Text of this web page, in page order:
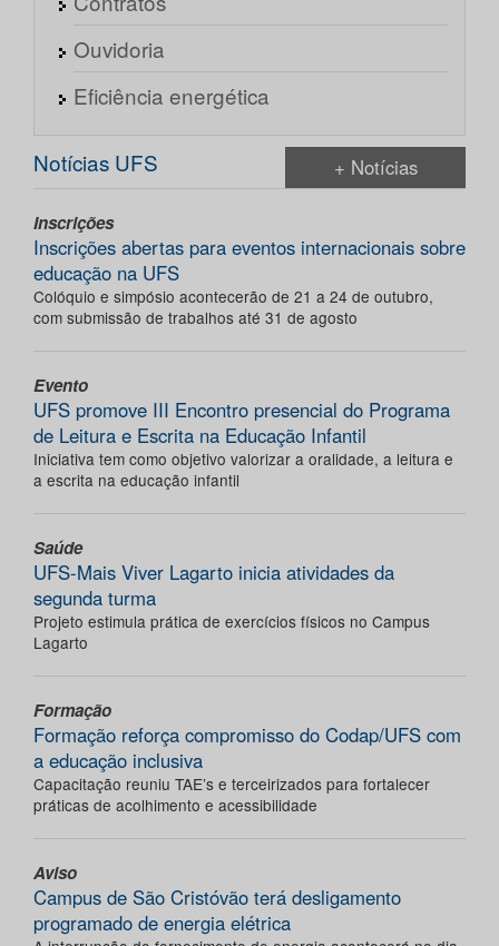
Ouvidoria
Eficiência energética
Notícias UFS + Notícias
Inscrições
Inscrições abertas para eventos internacionais sobre
educação na UFS
Colóquio e simpósio acontecerão de 21 a 24 de outubro,
com submissão de trabalhos até 31 de agosto
Evento
UFS promove III Encontro presencial do Programa
de Leitura e Escrita na Educação Infantil
Iniciativa tem como objetivo valorizar a oralidade, a leitura e
a escrita na educação infantil
Saúde
UFS-Mais Viver Lagarto inicia atividades da
segunda turma
Projeto estimula prática de exercícios físicos no Campus
Lagarto
Formação
Formação reforça compromisso do Codap/UFS com
a educação inclusiva
Capacitação reuniu TAE’s e terceirizados para fortalecer
práticas de acolhimento e acessibilidade
Aviso
Campus de São Cristóvão terá desligamento
programado de energia elétrica